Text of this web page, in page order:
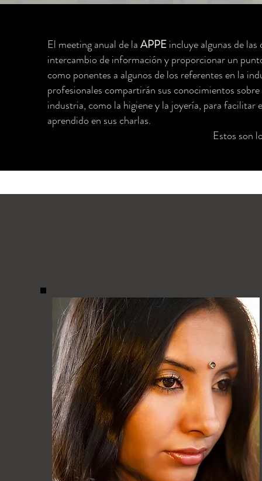
El meeting anual de laAPPEincluye algunas de
intercambio de información y proporcionar un
como ponentes a algunos de los referentes en la
profesionales compartirán sus conocimientos
industria, como la higiene y la joyería, para
aprendido en sus charlas.
Estos son